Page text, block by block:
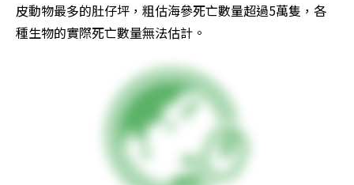
皮動物最多的肚仔坪，粗估海參死亡數量超過5萬隻，各
種生物的實際死亡數量無法估計。